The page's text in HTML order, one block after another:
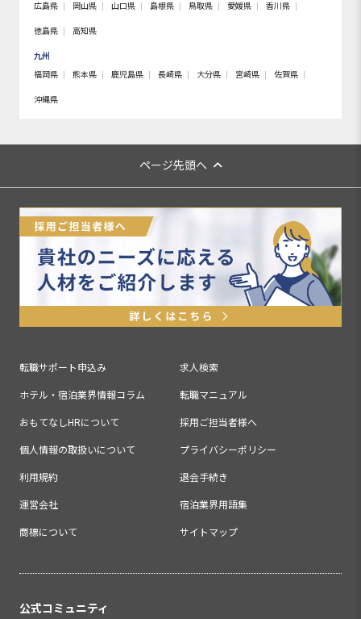
広島県 岡山県 山口県 島根県 鳥取県 愛媛県 香川県
徳島県 高知県
九州
福岡県 熊本県 鹿児島県 長崎県 大分県 宮崎県 佐賀県
沖縄県
ページ先頭へ
転職サポート申込み 求人検索
ホテル・宿泊業界情報コラム 転職マニュアル
おもてなしHRについて 採用ご担当者様へ
個人情報の取扱いについて プライバシーポリシー
利用規約 退会手続き
運営会社 宿泊業界用語集
商標について サイトマップ
公式コミュニティ